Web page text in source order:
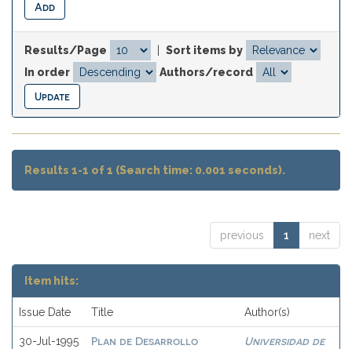
Results/Page
Sort items by
In order
Authors/record
Results 1-1 of 1 (Search time: 0.001 seconds).
previous 1 next
Item hits:
Issue Date Title Author(s)
30-Jul-1995
Plan de Desarrollo
Universidad de